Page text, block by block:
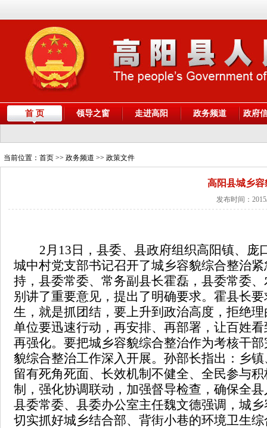
首 页 领导之窗 走进高阳 政务频道 政府
当前位置： 首页 >> 政务频道 >> 政策文件
高阳县城乡
发布时间：
2月 13 日，县委、县政府组织高阳镇、
城中村党支部书记召开了城乡容貌综合整治
持，县委常委、常务副县长霍磊，县委常委
别讲了重要意见，提出了明确要求。霍县长
生，就是抓团结，要上升到政治高度，拒绝
单位要迅速行动，再安排、再部署，让百姓
再强化。要把城乡容貌综合整治作为考核干
貌综合整治工作深入开展。孙部长指出：乡
留有死角死面、长效机制不健全、全民参与
制，强化协调联动，加强督导检查，确保全
县委常委、县委办公室主任魏文德强调，城
切实抓好城乡结合部、背街小巷的环境卫生